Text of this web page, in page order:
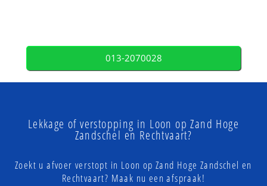
013-2070028
Lekkage of verstopping in Loon op Zand Hoge
Zandschel en Rechtvaart?
Zoekt u afvoer verstopt in Loon op Zand Hoge Zandschel en
Rechtvaart? Maak nu een afspraak!